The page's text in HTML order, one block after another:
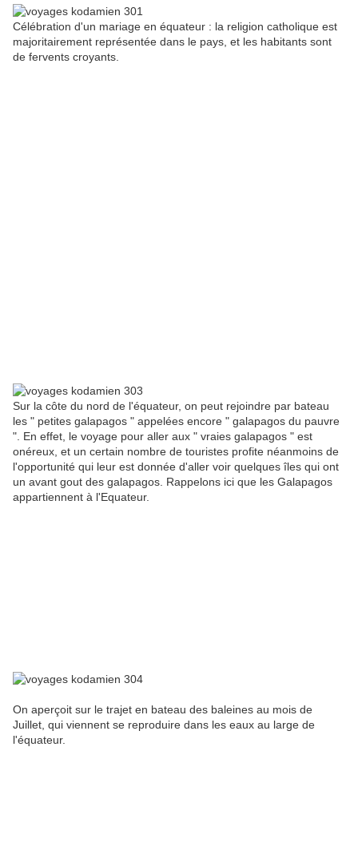
Célébration d'un mariage en équateur : la religion catholique est
majoritairement représentée dans le pays, et les habitants sont
de fervents croyants.
Sur la côte du nord de l'équateur, on peut rejoindre par bateau
les " petites galapagos " appelées encore " galapagos du pauvre
". En effet, le voyage pour aller aux " vraies galapagos " est
onéreux, et un certain nombre de touristes profite néanmoins de
l'opportunité qui leur est donnée d'aller voir quelques îles qui ont
un avant gout des galapagos. Rappelons ici que les Galapagos
appartiennent à l'Equateur.
On aperçoit sur le trajet en bateau des baleines au mois de
Juillet, qui viennent se reproduire dans les eaux au large de
l'équateur.